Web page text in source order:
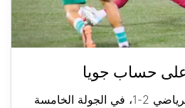
على حساب جويا
فوز الأنصار على جويا الرياضي 2-1، في الجولة الخامسة